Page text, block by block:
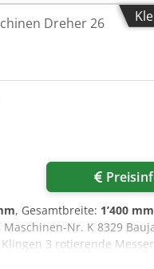
Dreher 26
, Gesamtbreite: 1’400 mm
Nr. K 8329
3 rotierende
6mm -